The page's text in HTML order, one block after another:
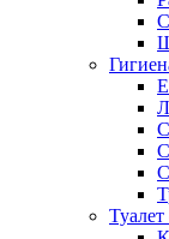
Туалет